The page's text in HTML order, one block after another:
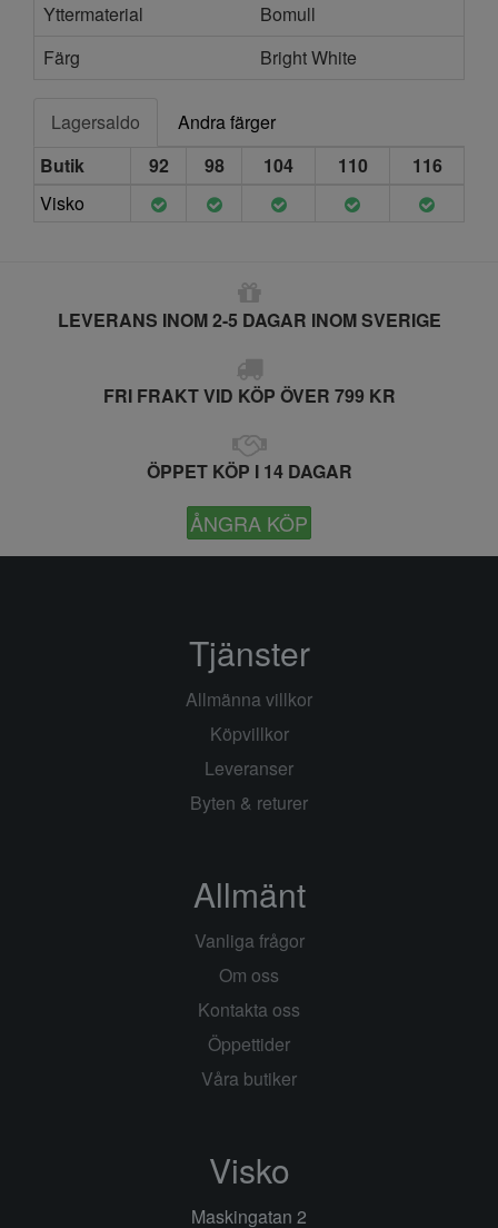
Yttermaterial
Bomull
Färg
Bright White
Lagersaldo
Andra färger
Butik
92 98 104 110
116
Visko
LEVERANS INOM 2-5 DAGAR INOM SVERIGE
FRI FRAKT VID KÖP ÖVER 799 KR
ÖPPET KÖP I 14 DAGAR
ÅNGRA KÖP
Tjänster
Allmänna villkor
Köpvillkor
Leveranser
Byten & returer
Allmänt
Vanliga frågor
Om oss
Kontakta oss
Öppettider
Våra butiker
Visko
Maskingatan 2